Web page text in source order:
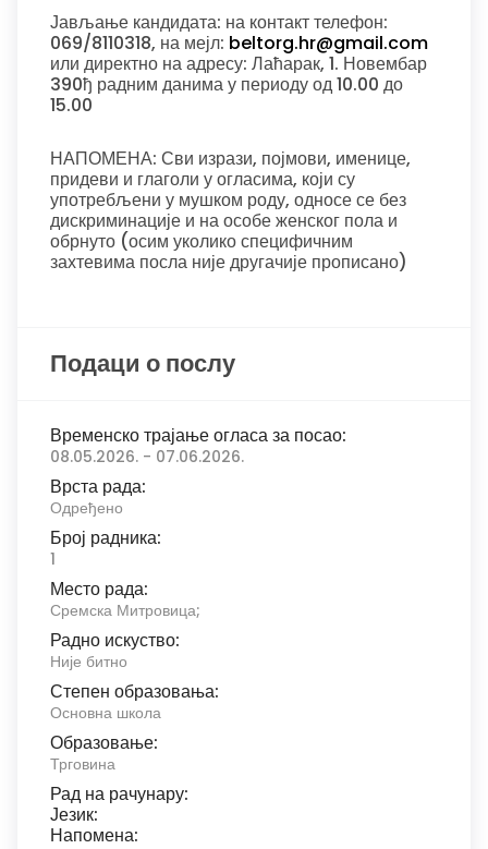
Јављање кандидата: на контакт телефон:
069/8110318, на мејл: beltorg.hr@gmail.com
или директно на адресу: Лаћарак, 1. Новембар
390ђ радним данима у периоду од 10.00 до
15.00
НАПОМЕНА: Сви изрази, појмови, именице,
придеви и глаголи у огласима, који су
употребљени у мушком роду, односе се без
дискриминације и на особе женског пола и
обрнуто (осим уколико специфичним
захтевима посла није другачије прописано)
Подаци о послу
Временско трајање огласа за посао:
08.05.2026. - 07.06.2026.
Врста рада:
Одређено
Број радника:
1
Место рада:
Сремска Митровица;
Радно искуство:
Није битно
Степен образовања:
Основна школа
Образовање:
Трговина
Рад на рачунару:
Језик:
Напомена: